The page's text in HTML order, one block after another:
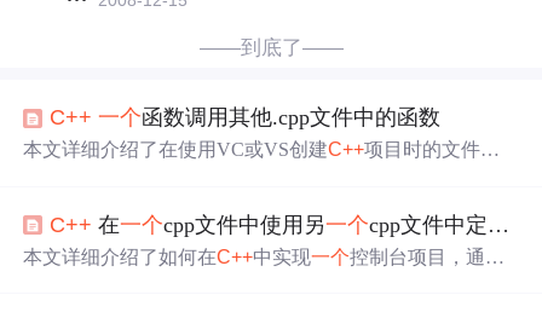
——到底了——
C++ 一个函数调用其他.cpp文件中的函数
本文详细介绍了在使用VC或VS创建C++项目时的文件组
示例解释了如何在一个C++项目中合理地分布和调用多个
函数，以及如何避免函数名冲突。
C++ 在一个cpp文件中使用另一个cpp文件中定义的函数
本文详细介绍了如何在C++中实现一个控制台项目，通过